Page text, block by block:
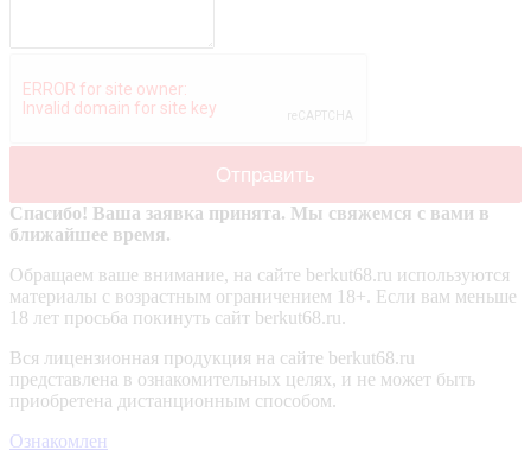
Спасибо! Ваша заявка принята. Мы свяжемся с вами в
ближайшее время.
Обращаем ваше внимание, на сайте berkut68.ru используются
материалы с возрастным ограничением 18+. Если вам меньше
18 лет просьба покинуть сайт berkut68.ru.
Вся лицензионная продукция на сайте berkut68.ru
представлена в ознакомительных целях, и не может быть
приобретена дистанционным способом.
Ознакомлен